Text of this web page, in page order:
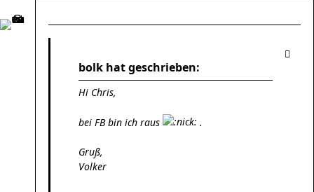
bolk hat geschrieben:
Hi Chris,
bei FB bin ich raus .
Gruß,
Volker